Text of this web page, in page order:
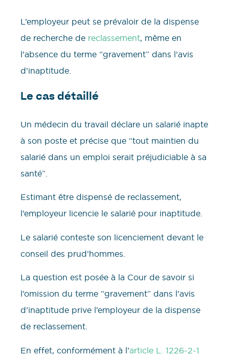
L’employeur peut se prévaloir de la dispense
de recherche de reclassement, même en
l’absence du terme “gravement” dans l’avis
d’inaptitude.
Le cas détaillé
Un médecin du travail déclare un salarié inapte
à son poste et précise que “tout maintien du
salarié dans un emploi serait préjudiciable à sa
santé”.
Estimant être dispensé de reclassement,
l’employeur licencie le salarié pour inaptitude.
Le salarié conteste son licenciement devant le
conseil des prud’hommes.
La question est posée à la Cour de savoir si
l’omission du terme “gravement” dans l’avis
d’inaptitude prive l’employeur de la dispense
de reclassement.
En effet, conformément à l’article L. 1226-2-1